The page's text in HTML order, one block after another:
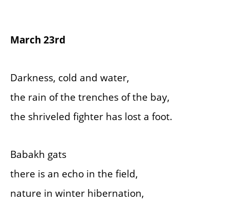
March 23rd
Darkness, cold and water,
the rain of the trenches of the bay,
the shriveled fighter has lost a foot.
Babakh gats
there is an echo in the field,
nature in winter hibernation,